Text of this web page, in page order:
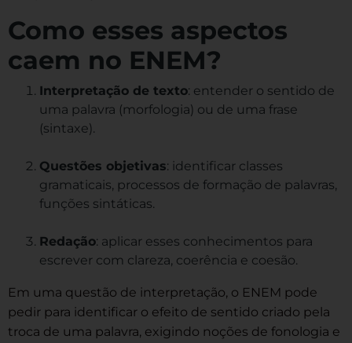
Como esses aspectos
caem no ENEM?
Interpretação de texto: entender o sentido de
uma palavra (morfologia) ou de uma frase
(sintaxe).
Questões objetivas: identificar classes
gramaticais, processos de formação de palavras,
funções sintáticas.
Redação: aplicar esses conhecimentos para
escrever com clareza, coerência e coesão.
Em uma questão de interpretação, o ENEM pode
pedir para identificar o efeito de sentido criado pela
troca de uma palavra, exigindo noções de fonologia e